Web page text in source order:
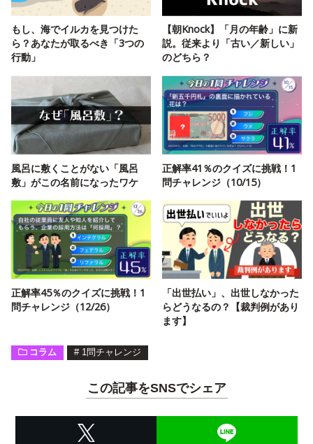
もし、海でイルカを見つけた
ら？あなたが取るべき「3つの
行動」
【朝Knock】「月の年齢」に新
説。従来より「古い／新しい」
のどちら？
風呂に敷くことがない「風呂
敷」がこの名前になったワケ
正解率41％のクイズに挑戦！1
問チャレンジ（10/15）
正解率45％のクイズに挑戦！1
問チャレンジ（12/26）
「出世払い」、出世しなかった
らどうなるの？【裁判例があり
ます】
コラム # 1問チャレンジ
この記事をSNSでシェア